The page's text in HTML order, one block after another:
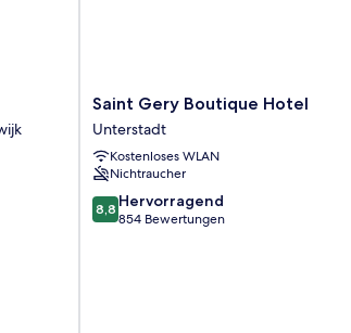
Saint
Gery
Boutique
Hotel
Unterstadt
Saint Gery Boutique Hotel
Unterstadt
Kostenloses WLAN
Nichtraucher
8.8
von
8,8 Hervorragend
854 Bewertungen